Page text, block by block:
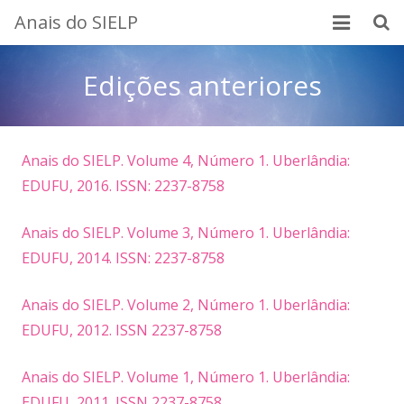
Anais do SIELP
Normas para publicação
Edições
Edições anteriores
Anais do SIELP. Volume 4, Número 1. Uberlândia:
EDUFU, 2016. ISSN: 2237-8758
Anais do SIELP. Volume 3, Número 1. Uberlândia:
EDUFU, 2014. ISSN: 2237-8758
Anais do SIELP. Volume 2, Número 1. Uberlândia:
EDUFU, 2012. ISSN 2237-8758
Anais do SIELP. Volume 1, Número 1. Uberlândia: